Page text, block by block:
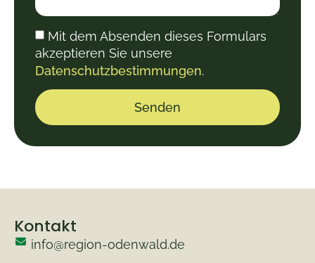
Mit dem Absenden dieses Formulars
akzeptieren Sie unsere
Datenschutzbestimmungen.
Senden
Kontakt
info@region-odenwald.de